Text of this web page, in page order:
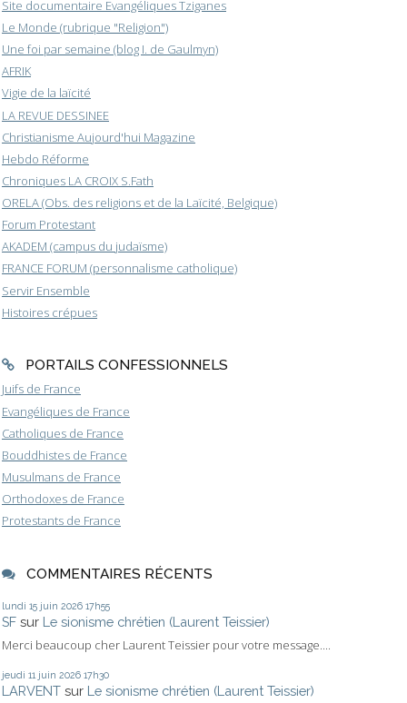
Site documentaire Evangéliques Tziganes
Le Monde (rubrique "Religion")
Une foi par semaine (blog I. de Gaulmyn)
AFRIK
Vigie de la laïcité
LA REVUE DESSINEE
Christianisme Aujourd'hui Magazine
Hebdo Réforme
Chroniques LA CROIX S.Fath
ORELA (Obs. des religions et de la Laïcité, Belgique)
Forum Protestant
AKADEM (campus du judaïsme)
FRANCE FORUM (personnalisme catholique)
Servir Ensemble
Histoires crépues
PORTAILS CONFESSIONNELS
Juifs de France
Evangéliques de France
Catholiques de France
Bouddhistes de France
Musulmans de France
Orthodoxes de France
Protestants de France
COMMENTAIRES RÉCENTS
lundi 15 juin 2026 17h55
SF sur Le sionisme chrétien (Laurent Teissier)
Merci beaucoup cher Laurent Teissier pour votre message....
jeudi 11 juin 2026 17h30
LARVENT sur Le sionisme chrétien (Laurent Teissier)